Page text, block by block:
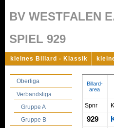
BV WESTFALEN
SPIEL 929
kleines Billard - Klassik
Oberliga
Verbandsliga
Gruppe A
Gruppe B
Billard-
area
Spnr
929